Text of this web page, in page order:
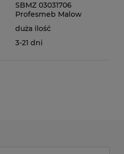
SBMZ 03031706
Profesmeb Malow
duża ilość
3-21 dni